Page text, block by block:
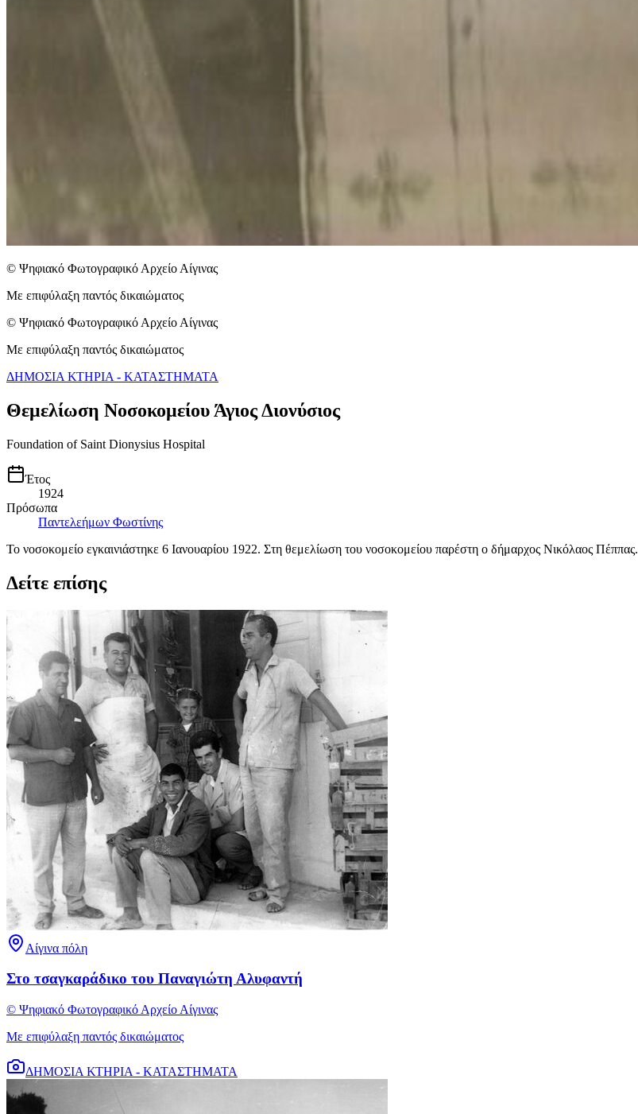
© Ψηφιακό Φωτογραφικό Αρχείο Αίγινας
Με επιφύλαξη παντός δικαιώματος
© Ψηφιακό Φωτογραφικό Αρχείο Αίγινας
Με επιφύλαξη παντός δικαιώματος
ΔΗΜΟΣΙΑ ΚΤΗΡΙΑ - ΚΑΤΑΣΤΗΜΑΤΑ
Θεμελίωση Νοσοκομείου Άγιος Διονύσιος
Foundation of Saint Dionysius Hospital
Έτος
1924
Πρόσωπα
Παντελεήμων Φωστίνης
Το νοσοκομείο εγκαινιάστηκε 6 Ιανουαρίου 1922. Στη θεμελίωση του νοσοκομείου παρέστη ο δήμαρχος Νικόλαος Πέππας.
Δείτε επίσης
Αίγινα πόλη
Στο τσαγκαράδικο του Παναγιώτη Αλυφαντή
© Ψηφιακό Φωτογραφικό Αρχείο Αίγινας
Με επιφύλαξη παντός δικαιώματος
ΔΗΜΟΣΙΑ ΚΤΗΡΙΑ - ΚΑΤΑΣΤΗΜΑΤΑ